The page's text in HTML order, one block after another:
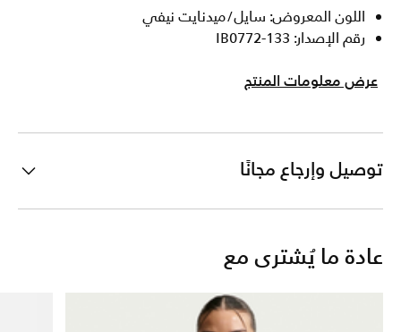
اللون المعروض: سايل/ميدنايت نيفي
رقم الإصدار: IB0772-133
عرض معلومات المنتج
توصيل وإرجاع مجانًا
عادة ما يُشترى مع